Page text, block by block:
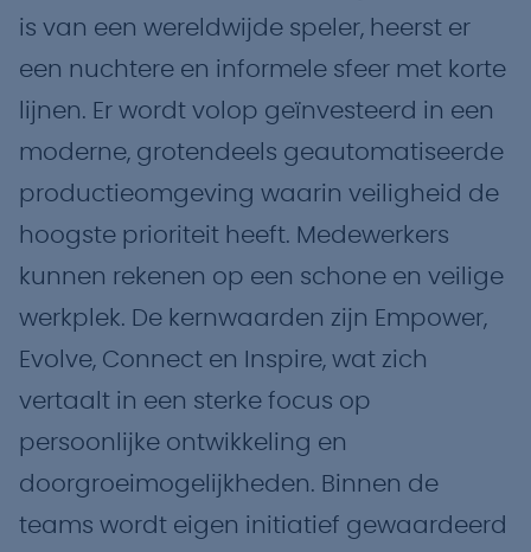
is van een wereldwijde speler, heerst er
een nuchtere en informele sfeer met korte
lijnen. Er wordt volop geïnvesteerd in een
moderne, grotendeels geautomatiseerde
productieomgeving waarin veiligheid de
hoogste prioriteit heeft. Medewerkers
kunnen rekenen op een schone en veilige
werkplek. De kernwaarden zijn Empower,
Evolve, Connect en Inspire, wat zich
vertaalt in een sterke focus op
persoonlijke ontwikkeling en
doorgroeimogelijkheden. Binnen de
teams wordt eigen initiatief gewaardeerd